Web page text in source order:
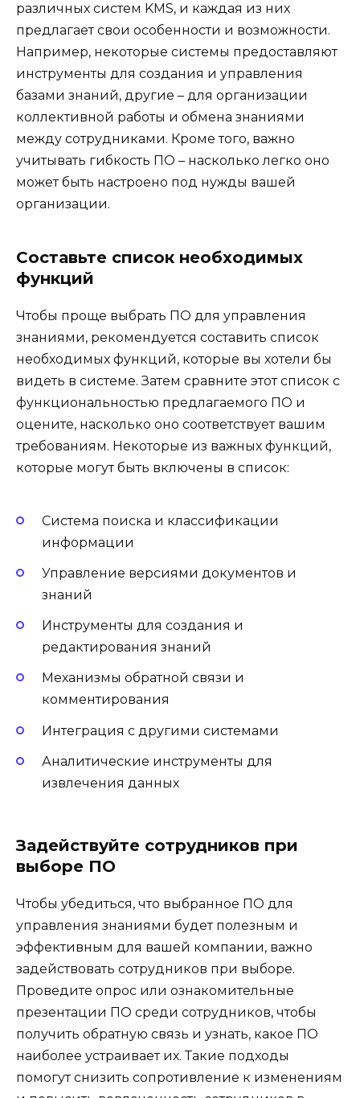
различных систем KMS, и каждая из них
предлагает свои особенности и возможности.
Например, некоторые системы предоставляют
инструменты для создания и управления
базами знаний, другие – для организации
коллективной работы и обмена знаниями
между сотрудниками. Кроме того, важно
учитывать гибкость ПО – насколько легко оно
может быть настроено под нужды вашей
организации.
Составьте список необходимых
функций
Чтобы проще выбрать ПО для управления
знаниями, рекомендуется составить список
необходимых функций, которые вы хотели бы
видеть в системе. Затем сравните этот список с
функциональностью предлагаемого ПО и
оцените, насколько оно соответствует вашим
требованиям. Некоторые из важных функций,
которые могут быть включены в список:
Система поиска и классификации
информации
Управление версиями документов и
знаний
Инструменты для создания и
редактирования знаний
Механизмы обратной связи и
комментирования
Интеграция с другими системами
Аналитические инструменты для
извлечения данных
Задействуйте сотрудников при
выборе ПО
Чтобы убедиться, что выбранное ПО для
управления знаниями будет полезным и
эффективным для вашей компании, важно
задействовать сотрудников при выборе.
Проведите опрос или ознакомительные
презентации ПО среди сотрудников, чтобы
получить обратную связь и узнать, какое ПО
наиболее устраивает их. Такие подходы
помогут снизить сопротивление к изменениям